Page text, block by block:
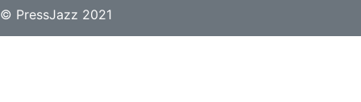
© PressJazz 2021